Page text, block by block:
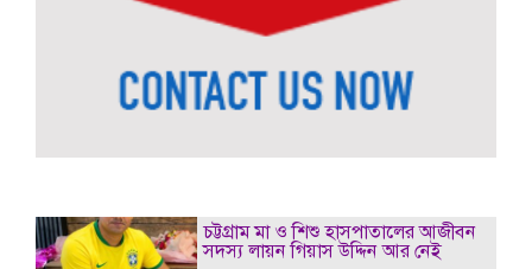
চট্টগ্রাম মা ও শিশু হাসপাতালের আজীবন
সদস্য লায়ন গিয়াস উদ্দিন আর নেই